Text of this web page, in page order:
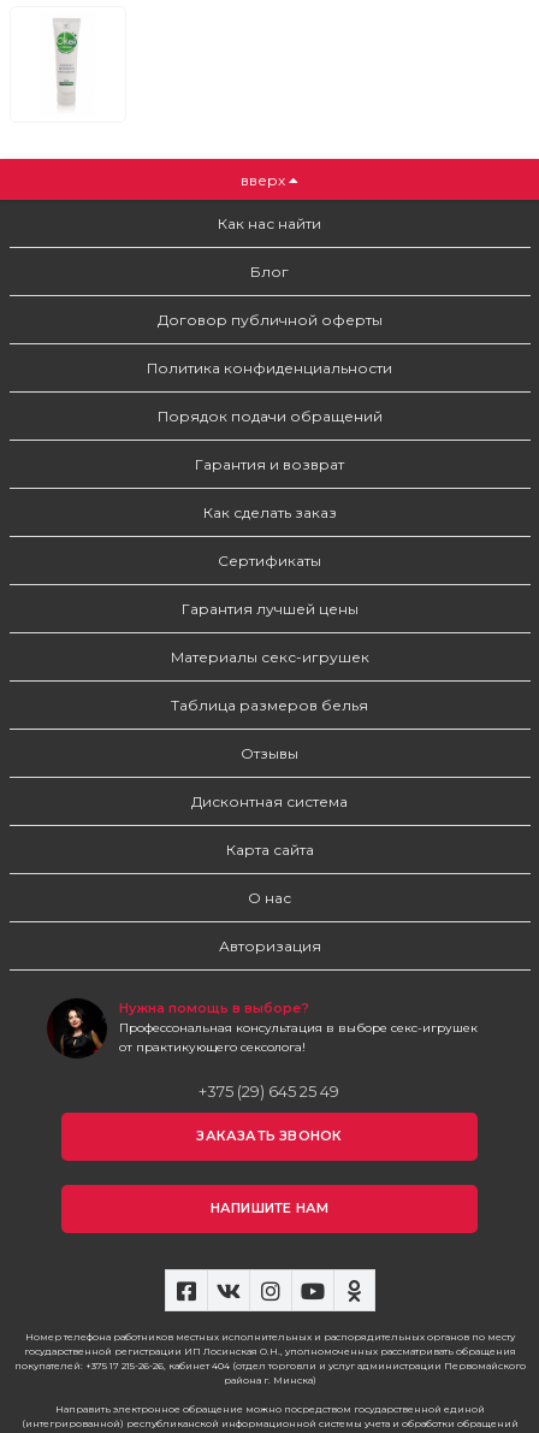
вверх
Как нас найти
Блог
Договор публичной оферты
Политика конфиденциальности
Порядок подачи обращений
Гарантия и возврат
Как сделать заказ
Сертификаты
Гарантия лучшей цены
Материалы секс-игрушек
Таблица размеров белья
Отзывы
Дисконтная система
Карта сайта
О нас
Авторизация
Нужна помощь в выборе?
Профессональная консультация в выборе секс-игрушек
от практикующего сексолога!
+375 (29) 645 25 49
ЗАКАЗАТЬ ЗВОНОК
НАПИШИТЕ НАМ
Номер телефона работников местных исполнительных и распорядительных органов по месту
государственной регистрации ИП Лосинская О.Н., уполномоченных рассматривать обращения
покупателей: +375 17 215-26-26, кабинет 404 (отдел торговли и услуг администрации Первомайского
района г. Минска)
Направить электронное обращение можно посредством государственной единой
(интегрированной) республиканской информационной системы учета и обработки обращений